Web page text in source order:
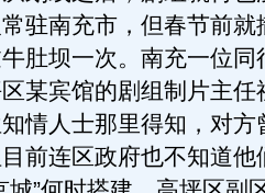
驻南充市，但春节前就
肚坝一次。南充一位同
某宾馆的剧组制片主任
情人士那里得知，对方
前连区政府也不知道他